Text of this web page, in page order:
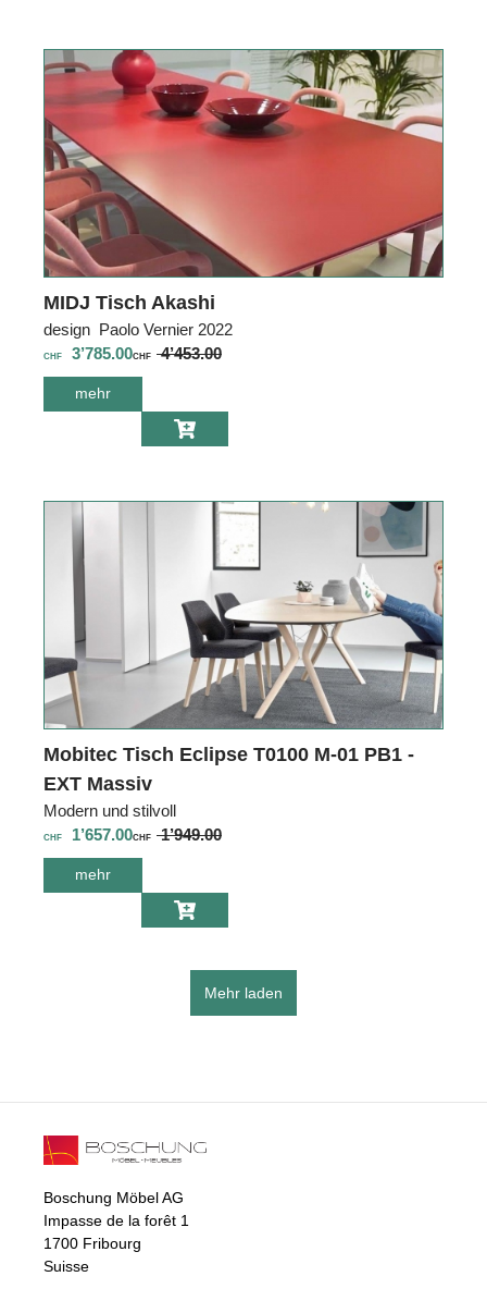
MIDJ Tisch Akashi
design Paolo Vernier 2022
CHF 3’785.00CHF 4’453.00
mehr
Akashi
Mobitec Tisch Eclipse T0100 M-01 PB1 -
EXT Massiv
Modern und stilvoll
CHF 1’657.00CHF 1’949.00
mehr
Tisch Eclipse
T0100 M-01 PB1
Mehr laden
Boschung Möbel AG
Impasse de la forêt 1
1700 Fribourg
Suisse